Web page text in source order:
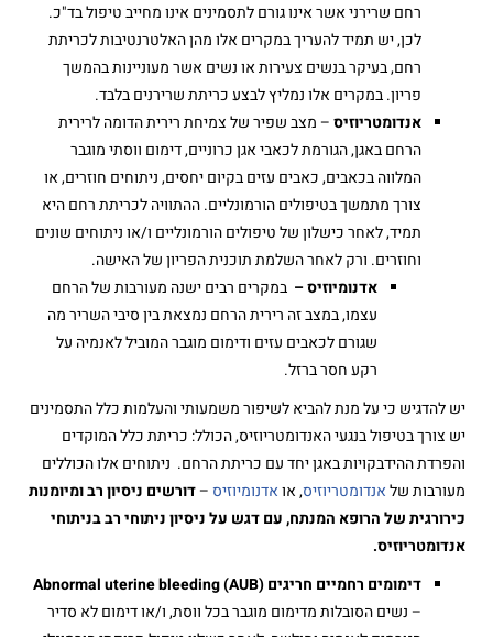
רחם שרירני אשר אינו גורם לתסמינים אינו מחייב טיפול בד"כ.
לכן, יש תמיד להעריך במקרים אלו מהן האלטרנטיבות לכריתת
רחם, בעיקר בנשים צעירות או נשים אשר מעוניינות בהמשך
פריון. במקרים אלו נמליץ לבצע כריתת שרירנים בלבד.
אנדומטריוזיס– מצב שפיר של צמיחת רירית הדומה לרירית
הרחם באגן, הגורמת לכאבי אגן כרוניים, דימום ווסתי מוגבר
המלווה בכאבים, כאבים עזים בקיום יחסים, ניתוחים חוזרים, או
צורך מתמשך בטיפולים הורמונליים. ההתוויה לכריתת רחם היא
תמיד, לאחר כישלון של טיפולים הורמונליים ו/או ניתוחים שונים
וחוזרים. ורק לאחר השלמת תוכנית הפריון של האישה.
אדנומיוזיס – במקרים רבים ישנה מעורבות של הרחם
עצמו, במצב זה רירית הרחם נמצאת בין סיבי השריר מה
שגורם לכאבים עזים ודימום מוגבר המוביל לאנמיה על
רקע חסר ברזל.
יש להדגיש כי על מנת להביא לשיפור משמעותי והעלמות כלל התסמינים
יש צורך בטיפול בנגעי האנדומטריוזיס, הכולל: כריתת כלל המוקדים
והפרדת ההידבקויות באגן יחד עם כריתת הרחם. ניתוחים אלו הכוללים
מעורבות שלאנדומטריוזיס, אואדנומיוזיס–דורשים ניסיון רב ומיומנות
כירורגית של הרופא המנתח, עם דגש על ניסיון ניתוחי רב בניתוחי
אנדומטריוזיס.
דימומים רחמיים חריגים (AUB) Abnormal uterine bleeding
– נשים הסובלות מדימום מוגבר בכל ווסת, ו/או דימום לא סדיר